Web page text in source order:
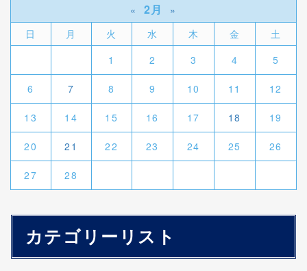
« 2月
»
日
月 火 水 木 金
土
1
2 3 4 5
6 7 8 9 10 11 12
13 14 15 16 17 18 19
20 21 22 23 24 25 26
27 28
カテゴリーリスト